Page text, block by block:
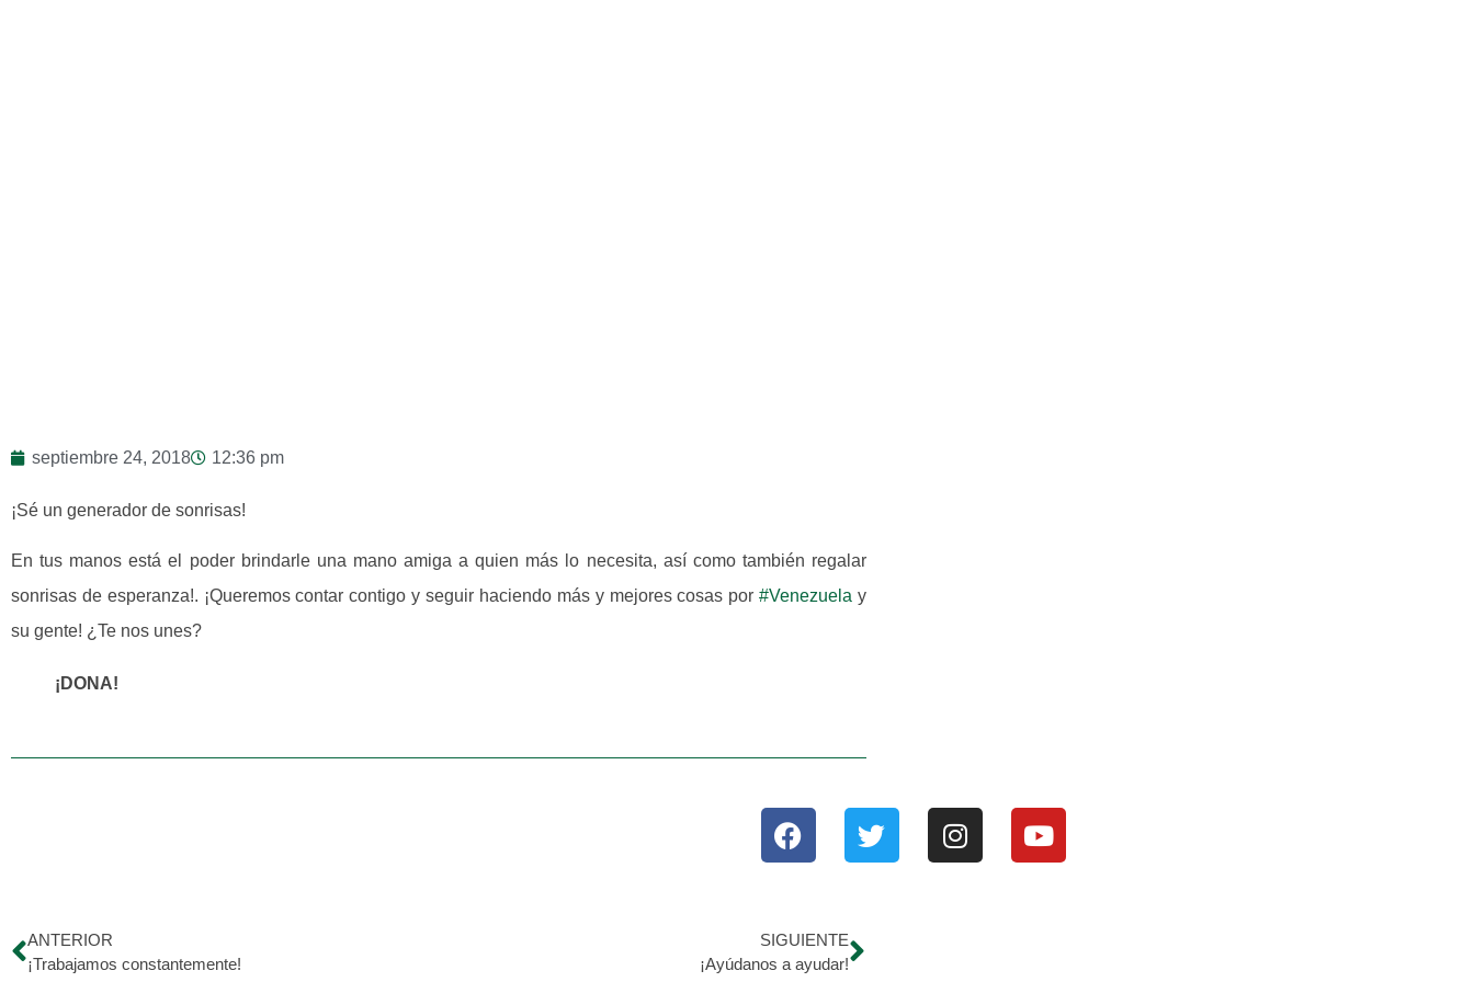
septiembre 24, 2018 12:36 pm
¡Sé un generador de sonrisas!
En tus manos está el poder brindarle una mano amiga a quien más lo necesita, así como también regalar
sonrisas de esperanza!. ¡Queremos contar contigo y seguir haciendo más y mejores cosas por#Venezuela y
su gente! ¿Te nos unes?
¡DONA!
ANTERIOR
¡Trabajamos constantemente!
SIGUIENTE
¡Ayúdanos a ayudar!